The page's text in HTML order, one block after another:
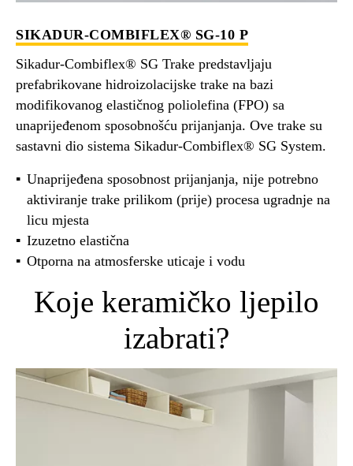
SIKADUR-COMBIFLEX® SG-10 P
Sikadur-Combiflex® SG Trake predstavljaju
prefabrikovane hidroizolacijske trake na bazi
modifikovanog elastičnog poliolefina (FPO) sa
unaprijeđenom sposobnošću prijanjanja. Ove trake su
sastavni dio sistema Sikadur-Combiflex® SG System.
Unaprijeđena sposobnost prijanjanja, nije potrebno
aktiviranje trake prilikom (prije) procesa ugradnje na
licu mjesta
Izuzetno elastična
Otporna na atmosferske uticaje i vodu
Koje keramičko ljepilo
izabrati?